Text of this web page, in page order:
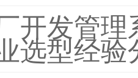
开发管
选型经验